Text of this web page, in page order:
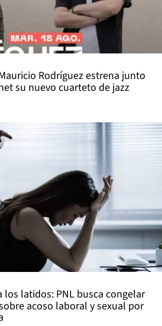
Rodríguez estrena junto
su nuevo cuarteto de jazz
los latidos: PNL busca congelar
acoso laboral y sexual por